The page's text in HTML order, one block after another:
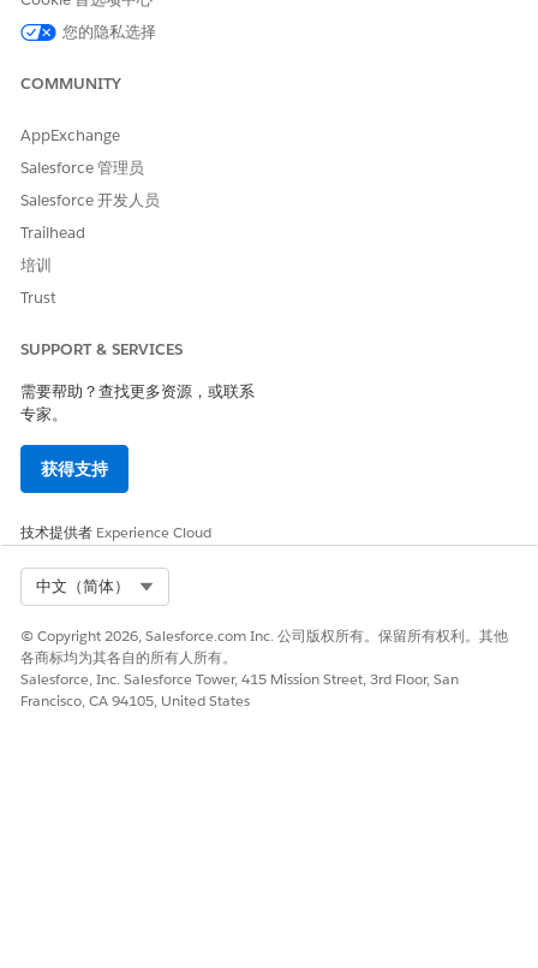
您的隐私选择
COMMUNITY
AppExchange
Salesforce 管理员
Salesforce 开发人员
Trailhead
培训
Trust
SUPPORT & SERVICES
需要帮助？查找更多资源，或联系
专家。
获得支持
技术提供者 Experience Cloud
中文（简体）
© Copyright 2026, Salesforce.com Inc. 公司版权所有。保留所有权利。其他
各商标均为其各自的所有人所有。
Salesforce, Inc. Salesforce Tower, 415 Mission Street, 3rd Floor, San
Francisco, CA 94105, United States